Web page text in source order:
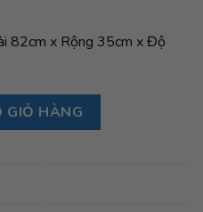
82cm x Rộng 35cm x Độ
City, White số lượng
GIỎ HÀNG